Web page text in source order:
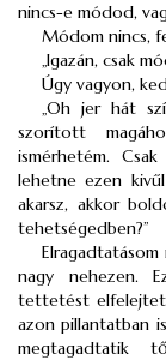
nincs-e módod,
Módom nincs,
„Igazán, csak
Úgy vagyon,
„Oh jer hát
szorított
ismérhetém.
lehetne ezen
akarsz, akkor
tehetségedben?”
nagy nehezen.
tettetést
azon pillantatban
megtagadtatik